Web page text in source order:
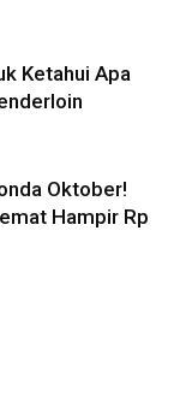
Ketahui Apa
Oktober!
Hampir Rp